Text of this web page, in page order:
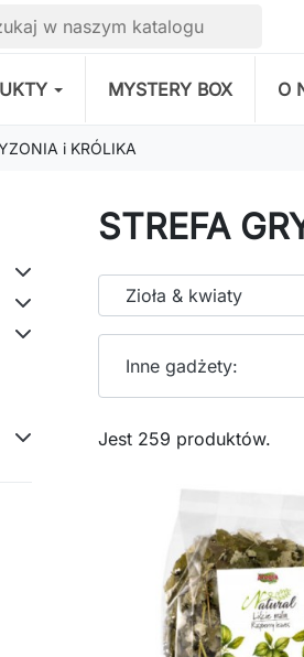
MYSTERY BOX O
i KRÓLIKA
STREFA
Zioła & kwiaty
Inne gadżety:
Jest 259 produktów.